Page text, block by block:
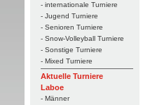
- internationale Turniere
- Jugend Turniere
- Senioren Turniere
- Snow-Volleyball Turniere
- Sonstige Turniere
- Mixed Turniere
Aktuelle Turniere
Laboe
- Männer